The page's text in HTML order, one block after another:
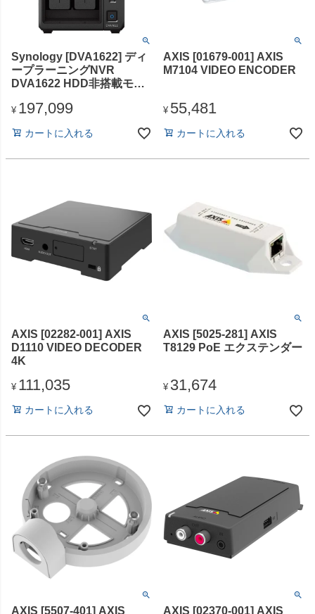
Synology [DVA1622] ディ
ープラーニングNVR
DVA1622 HDD非搭載モデ
¥ 197,099
カートに入れる
AXIS [01679-001] AXIS
M7104 VIDEO ENCODER
¥ 55,481
カートに入れる
AXIS [02282-001] AXIS
D1110 VIDEO DECODER
4K
¥ 111,035
カートに入れる
AXIS [5025-281] AXIS
T8129 PoE エクステンダー
¥ 31,674
カートに入れる
AXIS [5507-401] AXIS AXIS [02370-001] AXIS